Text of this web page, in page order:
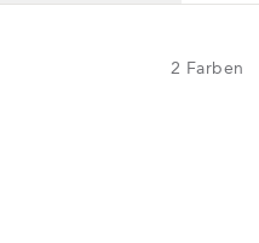
2 Farben